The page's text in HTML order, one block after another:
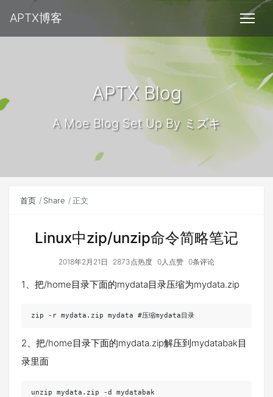
APTX博客
APTX Blog
A Moe Blog Set Up By ミズキ
首页 Share 正文
Linux中zip/unzip命令简略笔记
2018年2月21日 2873点热度 0人点赞 0条评论
1、把/home目录下面的mydata目录压缩为mydata.zip
zip -r mydata.zip mydata #压缩mydata目录
2、把/home目录下面的mydata.zip解压到mydatabak目
录里面
unzip mydata.zip -d mydatabak